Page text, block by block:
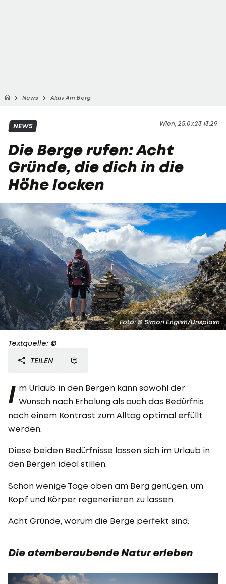
News Aktiv Am Berg
Wien, 25.07.23 13:29
NEWS
Die Berge rufen: Acht
Gründe, die dich in die
Höhe locken
Foto: © Simon English/Unsplash
Textquelle: ©
TEILEN
I m Urlaub in den Bergen kann sowohl der
Wunsch nach Erholung als auch das Bedürfnis
nach einem Kontrast zum Alltag optimal erfüllt
werden.
Diese beiden Bedürfnisse lassen sich im Urlaub in
den Bergen ideal stillen.
Schon wenige Tage oben am Berg genügen, um
Kopf und Körper regenerieren zu lassen.
Acht Gründe, warum die Berge perfekt sind:
Die atemberaubende Natur erleben